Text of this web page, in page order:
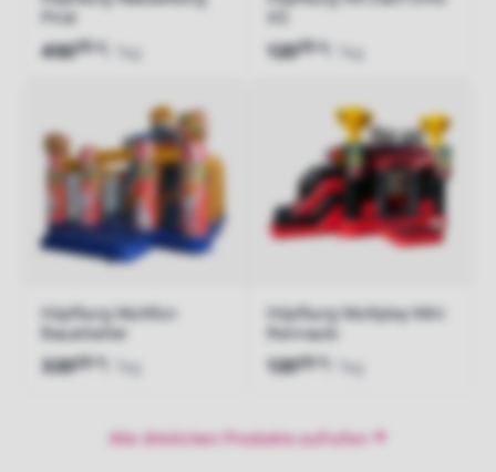
Pirat
45000 / Tag
Jetzt anfragen
12000 / Tag
Jetzt anfragen
Hüpfburg Multifun
Bauarbeiter
32000 / Tag
Hüpfburg Multiplay Mini
Rennauto
12000 / Tag
Alle ähnlichen Produkte aufrufen